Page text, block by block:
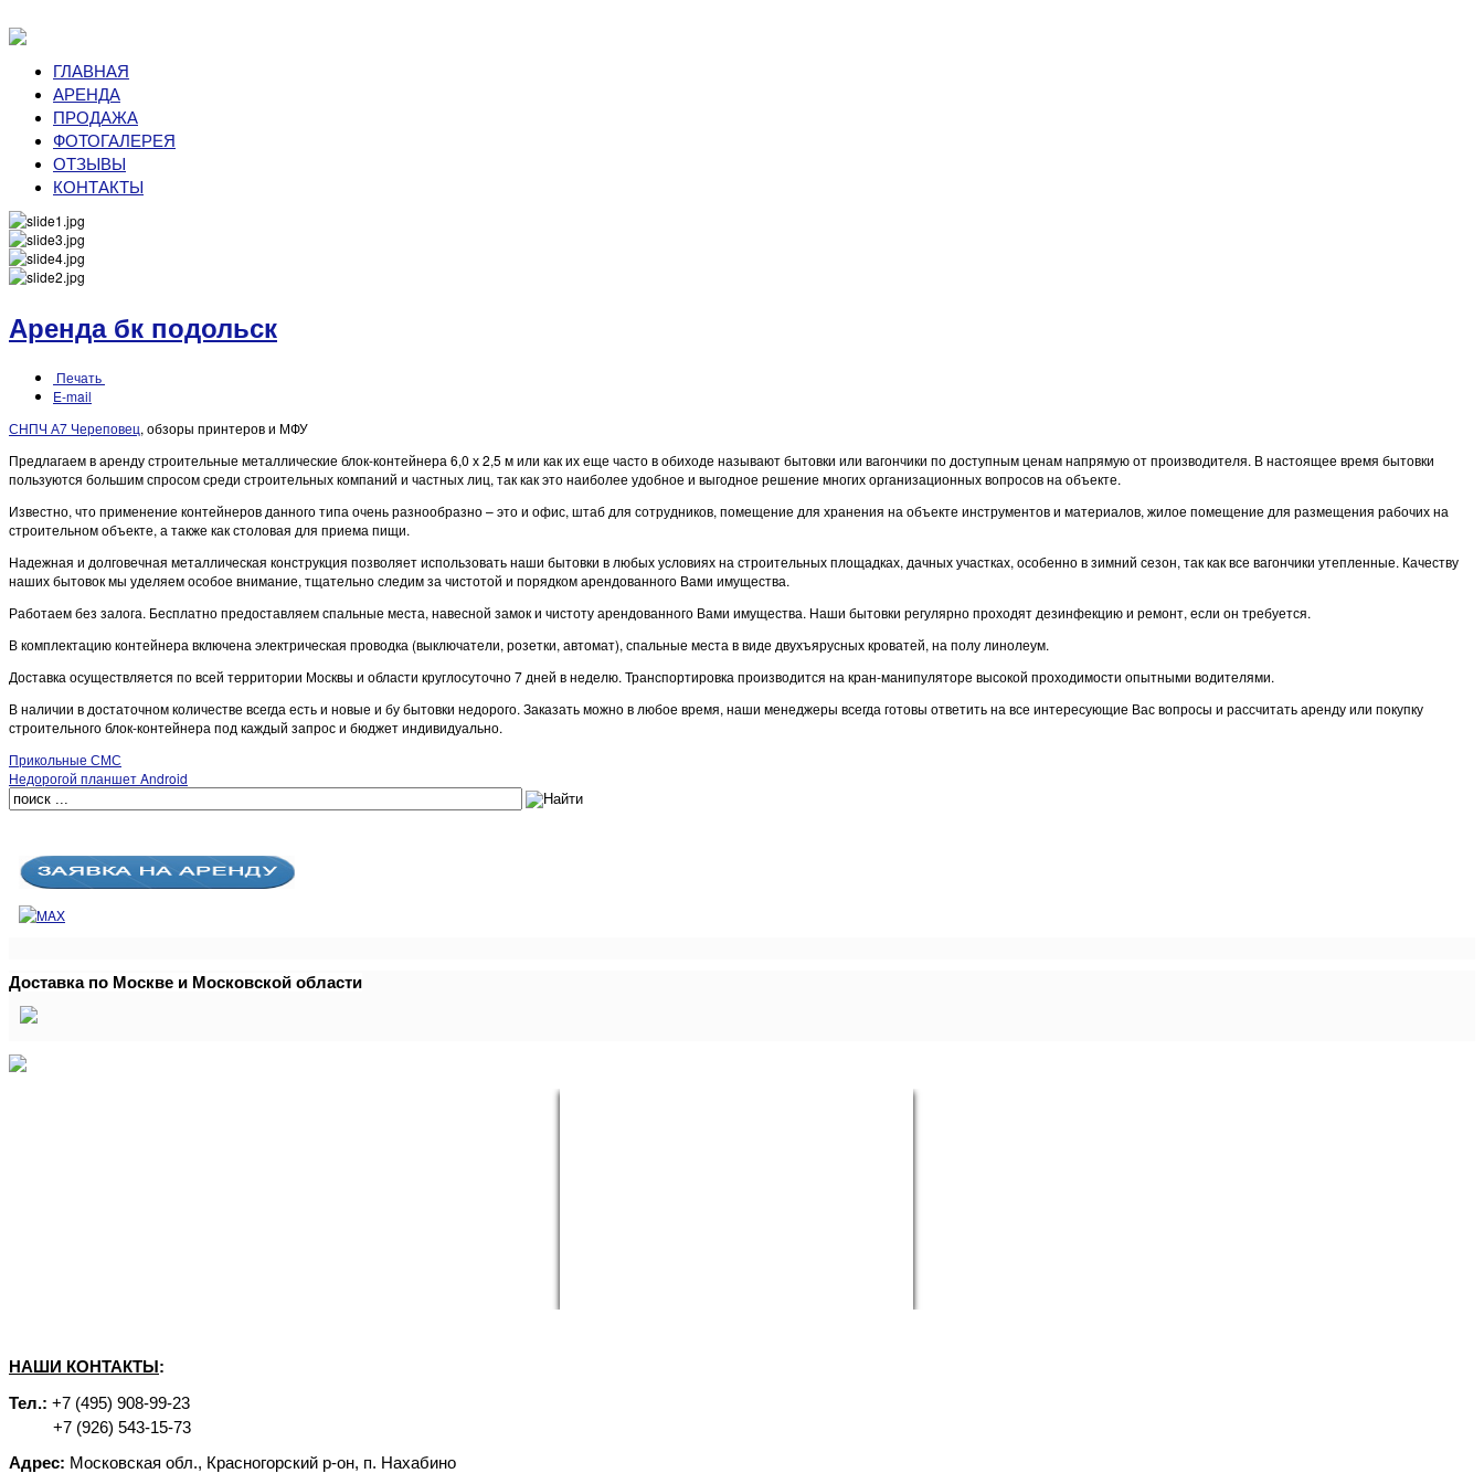
ГЛАВНАЯ
АРЕНДА
ПРОДАЖА
ФОТОГАЛЕРЕЯ
ОТЗЫВЫ
КОНТАКТЫ
Аренда бк подольск
Печать
E-mail
СНПЧ А7 Череповец, обзоры принтеров и МФУ
Предлагаем в аренду строительные металлические блок-контейнера 6,0 х 2,5 м или как их еще часто в обиходе называют бытовки или вагончики по доступным ценам напрямую от производителя. В настоящее время бытовки
пользуются большим спросом среди строительных компаний и частных лиц, так как это наиболее удобное и выгодное решение многих организационных вопросов на объекте.
Известно, что применение контейнеров данного типа очень разнообразно – это и офис, штаб для сотрудников, помещение для хранения на объекте инструментов и материалов, жилое помещение для размещения рабочих на
строительном объекте, а также как столовая для приема пищи.
Надежная и долговечная металлическая конструкция позволяет использовать наши бытовки в любых условиях на строительных площадках, дачных участках, особенно в зимний сезон, так как все вагончики утепленные. Качеству
наших бытовок мы уделяем особое внимание, тщательно следим за чистотой и порядком арендованного Вами имущества.
Работаем без залога. Бесплатно предоставляем спальные места, навесной замок и чистоту арендованного Вами имущества. Наши бытовки регулярно проходят дезинфекцию и ремонт, если он требуется.
В комплектацию контейнера включена электрическая проводка (выключатели, розетки, автомат), спальные места в виде двухъярусных кроватей, на полу линолеум.
Доставка осуществляется по всей территории Москвы и области круглосуточно 7 дней в неделю. Транспортировка производится на кран-манипуляторе высокой проходимости опытными водителями.
В наличии в достаточном количестве всегда есть и новые и бу бытовки недорого. Заказать можно в любое время, наши менеджеры всегда готовы ответить на все интересующие Вас вопросы и рассчитать аренду или покупку
строительного блок-контейнера под каждый запрос и бюджет индивидуально.
Прикольные СМС
Недорогой планшет Android
Доставка по Москве и Московской области
НАШИ КОНТАКТЫ:
Тел.: +7 (495) 908-99-23
+7 (926) 543-15-73
Адрес: Московская обл., Красногорский р-он, п. Нахабино